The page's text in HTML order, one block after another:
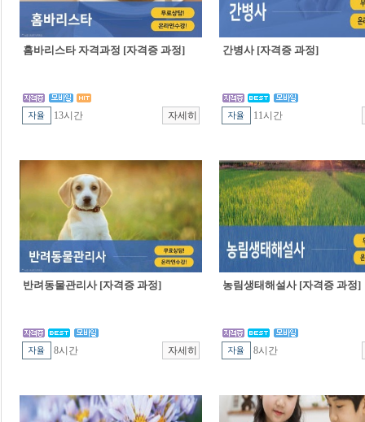
홈바리스타 자격과정 [자격증 과정]
13시간
간병사 [자격증 과정]
11시간
반려동물관리사 [자격증 과정]
8시간
농림생태해설사 [자격증 과정]
8시간